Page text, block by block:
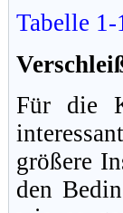
Tabelle 1-
Für die
größere
den